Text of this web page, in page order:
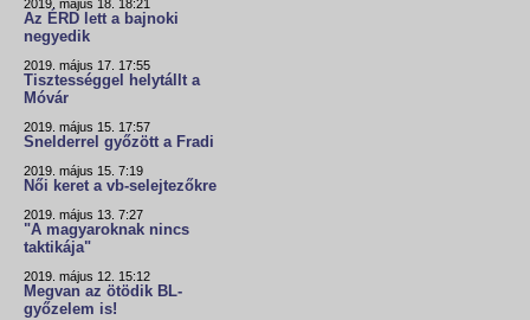
2019. május 18. 18:21
Az ÉRD lett a bajnoki
negyedik
2019. május 17. 17:55
Tisztességgel helytállt a
Móvár
2019. május 15. 17:57
Snelderrel győzött a Fradi
2019. május 15. 7:19
Női keret a vb-selejtezőkre
2019. május 13. 7:27
"A magyaroknak nincs
taktikája"
2019. május 12. 15:12
Megvan az ötödik BL-
győzelem is!